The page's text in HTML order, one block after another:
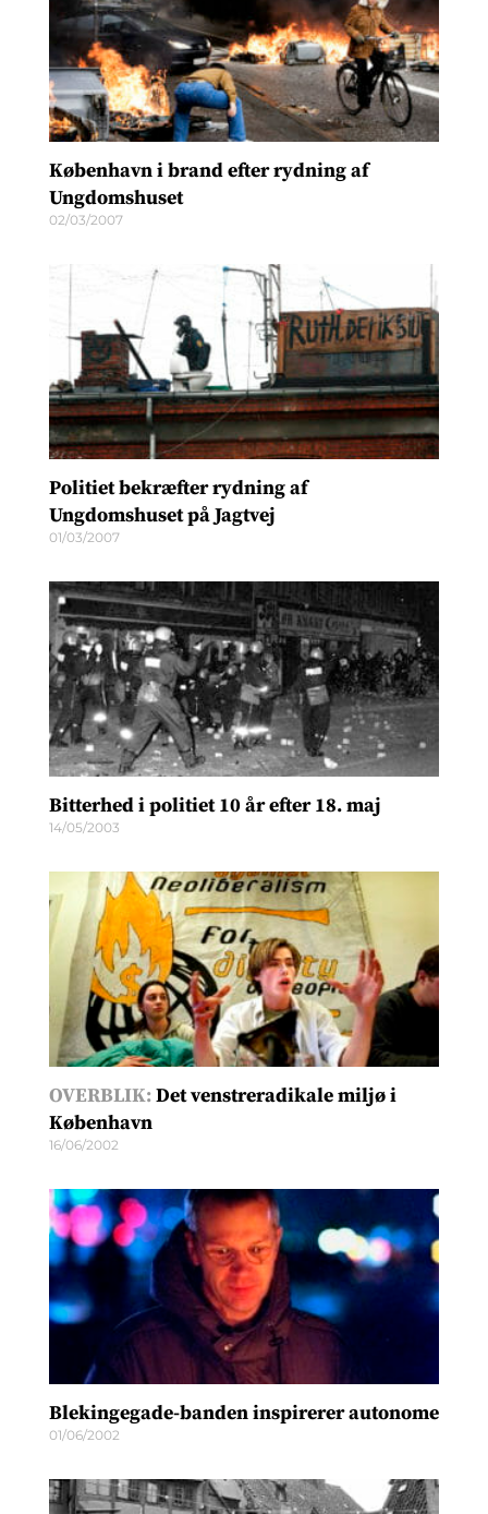
København i brand efter rydning af
Ungdomshuset
02/03/2007
Politiet bekræfter rydning af
Ungdomshuset på Jagtvej
01/03/2007
Bitterhed i politiet 10 år efter 18. maj
14/05/2003
OVERBLIK:Det venstreradikale miljø i
København
16/06/2002
Blekingegade-banden inspirerer autonome
01/06/2002